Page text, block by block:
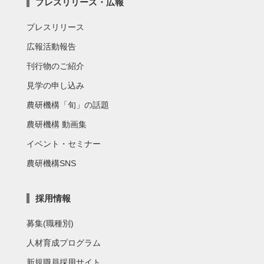
プレスリリース・広報
プレスリリース
広報活動報告
刊行物のご紹介
見学の申し込み
農研機構「旬」の話題
農研機構 動画集
イベント・セミナー
農研機構SNS
採用情報
募集(職種別)
人材育成プログラム